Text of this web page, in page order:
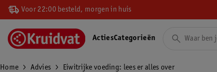
Voor 22:00 besteld, morgen in huis
ActiesCategorieën
Home Advies Eiwitrijke voeding: lees er alles over